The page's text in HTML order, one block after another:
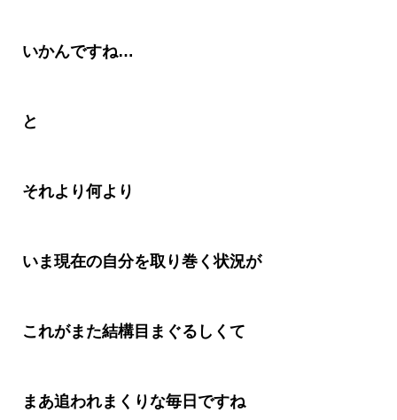
いかんですね…
と
それより何より
いま現在の自分を取り巻く状況が
これがまた結構目まぐるしくて
まあ追われまくりな毎日ですね